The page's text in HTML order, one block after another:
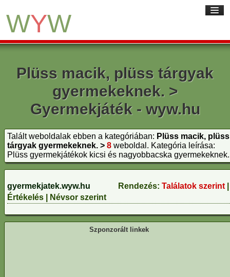
WYW
Linkajánlás
Új linkek
Top linkek
Kedvencek
Segítség
WYW valutaváltó
Plüss macik, plüss tárgyak
gyermekeknek. >
Gyermekjáték - wyw.hu
Talált weboldalak ebben a kategóriában: Plüss macik, plüss
tárgyak gyermekeknek. > 8 weboldal. Kategória leírása:
Plüss gyermekjátékok kicsi és nagyobbacska gyermekeknek.
gyermekjatek.wyw.hu Rendezés: Találatok szerint
Értékelés
Névsor szerint
Szponzorált linkek